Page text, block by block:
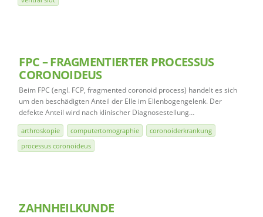
FPC – FRAGMENTIERTER PROCESSUS
CORONOIDEUS
Beim FPC (engl. FCP, fragmented coronoid process) handelt es sich
um den beschädigten Anteil der Elle im Ellenbogengelenk. Der
defekte Anteil wird nach klinischer Diagnosestellung…
arthroskopie computertomographie
coronoiderkrankung
processus coronoideus
ZAHNHEILKUNDE